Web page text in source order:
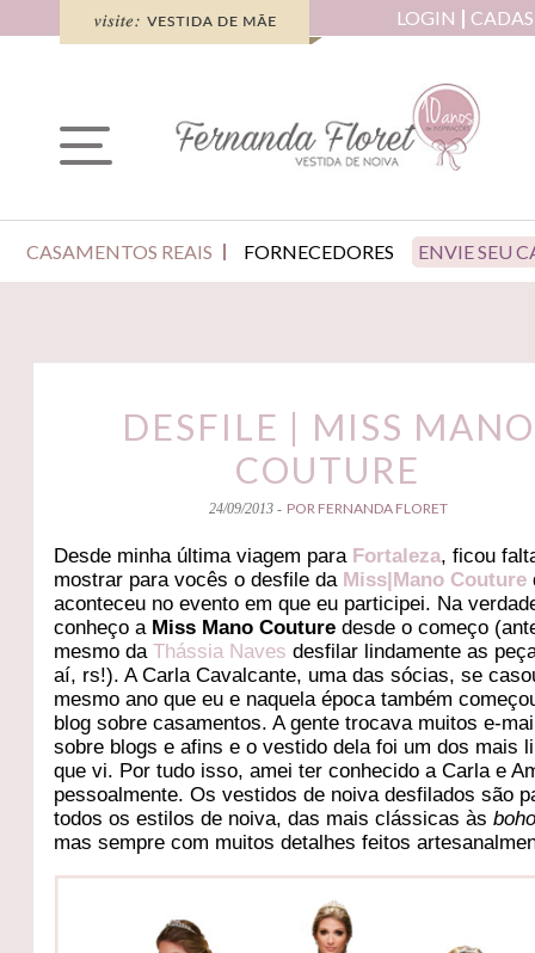
LOGIN
CASAMENTOS REAIS FORNECEDORES ENVIE SEU
DESFILE | MISS MANO
COUTURE
24/09/2013 - POR FERNANDA FLORET
Desde minha última viagem para Fortaleza, ficou
mostrar para vocês o desfile da Miss|Mano Couture
aconteceu no evento em que eu participei. Na
conheço a Miss Mano Couture desde o começo
mesmo daThássia Naves desfilar lindamente as
aí, rs!). A Carla Cavalcante, uma das sócias, se
mesmo ano que eu e naquela época também
blog sobre casamentos. A gente trocava muitos e-
sobre blogs e afins e o vestido dela foi um dos mais
que vi. Por tudo isso, amei ter conhecido a Carla e
pessoalmente. Os vestidos de noiva desfilados são
todos os estilos de noiva, das mais clássicas às
mas sempre com muitos detalhes feitos